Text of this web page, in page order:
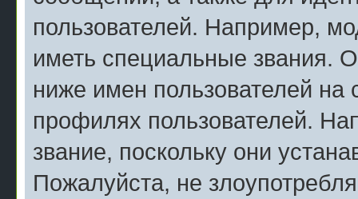
пользователей. Например,
иметь специальные звания.
ниже имен пользователей на
профилях пользователей.
звание, поскольку они
Пожалуйста, не